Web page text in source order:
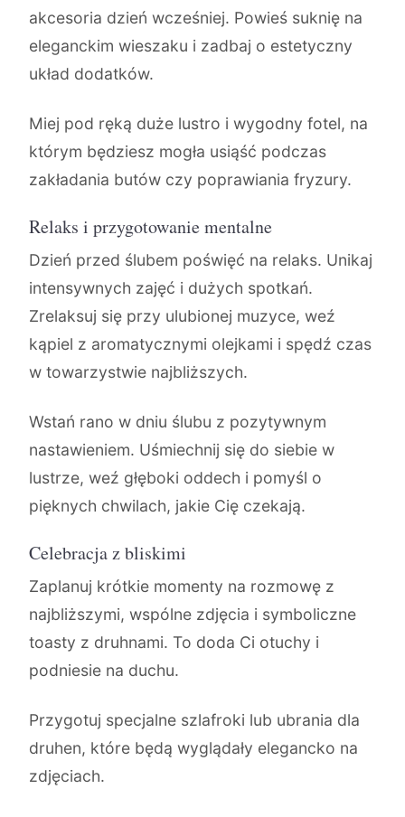
akcesoria dzień wcześniej. Powieś suknię na
eleganckim wieszaku i zadbaj o estetyczny
układ dodatków.
Miej pod ręką duże lustro i wygodny fotel, na
którym będziesz mogła usiąść podczas
zakładania butów czy poprawiania fryzury.
Relaks i przygotowanie mentalne
Dzień przed ślubem poświęć na relaks. Unikaj
intensywnych zajęć i dużych spotkań.
Zrelaksuj się przy ulubionej muzyce, weź
kąpiel z aromatycznymi olejkami i spędź czas
w towarzystwie najbliższych.
Wstań rano w dniu ślubu z pozytywnym
nastawieniem. Uśmiechnij się do siebie w
lustrze, weź głęboki oddech i pomyśl o
pięknych chwilach, jakie Cię czekają.
Celebracja z bliskimi
Zaplanuj krótkie momenty na rozmowę z
najbliższymi, wspólne zdjęcia i symboliczne
toasty z druhnami. To doda Ci otuchy i
podniesie na duchu.
Przygotuj specjalne szlafroki lub ubrania dla
druhen, które będą wyglądały elegancko na
zdjęciach.